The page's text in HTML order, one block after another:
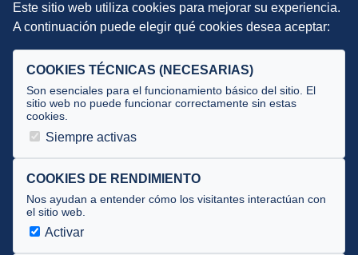
DIRECCIÓN TÉCNICA
Selecciones
Tecnificación
JUECES Y OFICIALES
Documentos
Cursos
Circulares oficiales
Convocatorias y Equipaciones
Este sitio web utiliza cookies para mejorar su experiencia.
A continuación puede elegir qué cookies desea aceptar:
COOKIES TÉCNICAS (NECESARIAS)
Son esenciales para el funcionamiento básico del sitio. El
sitio web no puede funcionar correctamente sin estas
cookies.
Siempre activas
COOKIES DE RENDIMIENTO
Nos ayudan a entender cómo los visitantes interactúan con
el sitio web.
Activar